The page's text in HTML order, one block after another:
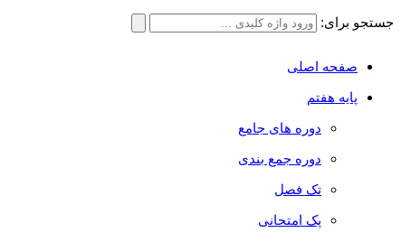
جستجو برای:
صفحه اصلی
پایه هفتم
دوره های جامع
دوره جمع بندی
تک فصل
پک امتحانی